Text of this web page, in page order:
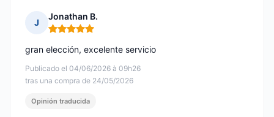
J
Jonathan B.
Nota: 5 de 5
Publicado el 04/06/2026 à 09h26
tras una compra de 24/05/2026
gran elección, excelente servicio
Opinión traducida